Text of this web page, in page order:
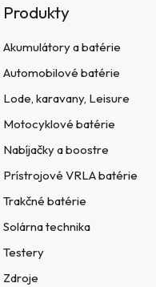
Produkty
Akumulátory a batérie
Automobilové batérie
Lode, karavany, Leisure
Motocyklové batérie
Nabíjačky a boostre
Prístrojové VRLA batérie
Trakčné batérie
Solárna technika
Testery
Zdroje